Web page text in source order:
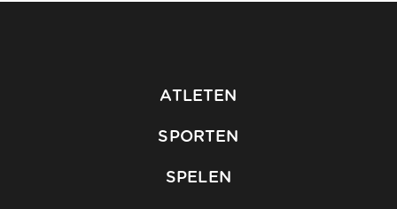
ATLETEN
SPORTEN
SPELEN